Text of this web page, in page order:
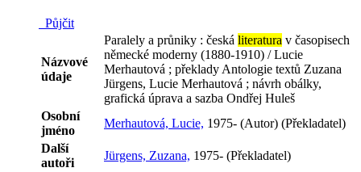
Půjčit
Názvové
údaje
Paralely a průniky : česká literatura v časopisech
německé moderny (1880-1910) / Lucie
Merhautová ; překlady Antologie textů Zuzana
Jürgens, Lucie Merhautová ; návrh obálky,
grafická úprava a sazba Ondřej Huleš
Osobní
jméno
Merhautová, Lucie, 1975- (Autor) (Překladatel)
Další
autoři
Jürgens, Zuzana, 1975- (Překladatel)